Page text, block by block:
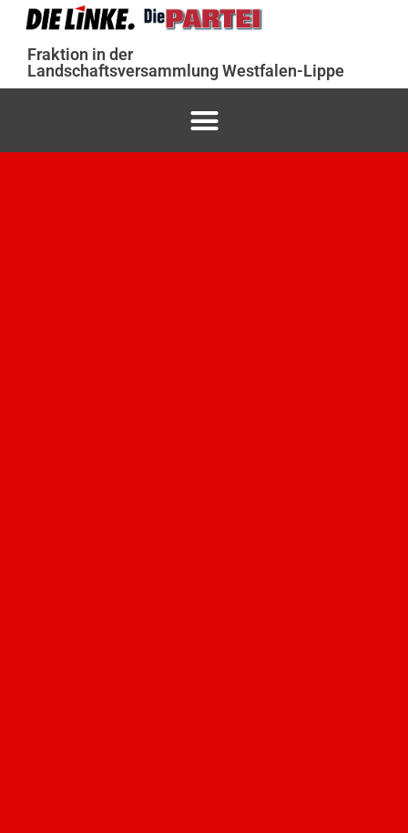
Fraktion in der
Landschaftsversammlung Westfalen-Lippe